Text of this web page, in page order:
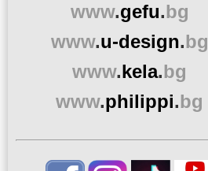
www.gefu.bg
www.u-design.bg
www.kela.bg
www.philippi.bg